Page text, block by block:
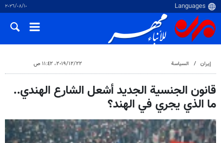
١٠‏/٠٨‏/٢٠٢٦
إيران السياسة ٢٢‏/١٢‏/٢٠١٩، ١١:٤٢ ص
قانون الجنسية الجديد أشعل الشارع الهندي..
ما الذي يجري في الهند؟